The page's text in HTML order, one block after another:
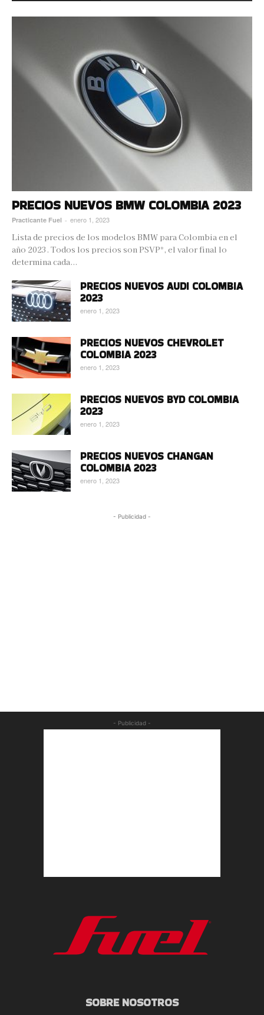
PRECIOS NUEVOS BMW COLOMBIA 2023
Practicante Fuel - enero 1, 2023
Lista de precios de los modelos BMW para Colombia en el
año 2023. Todos los precios son PSVP*, el valor final lo
determina cada...
PRECIOS NUEVOS AUDI COLOMBIA
2023
enero 1, 2023
PRECIOS NUEVOS CHEVROLET
COLOMBIA 2023
enero 1, 2023
PRECIOS NUEVOS BYD COLOMBIA
2023
enero 1, 2023
PRECIOS NUEVOS CHANGAN
COLOMBIA 2023
enero 1, 2023
- Publicidad -
- Publicidad -
SOBRE NOSOTROS